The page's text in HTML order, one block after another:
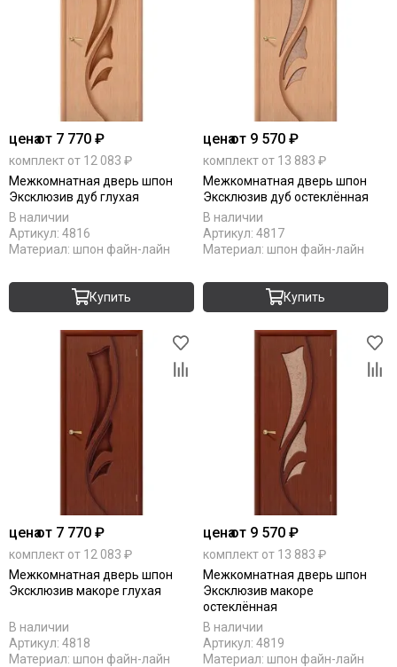
ценаот 7 770 ₽
комплект от 12 083 ₽
Межкомнатная дверь шпон
Эксклюзив дуб глухая
В наличии
Артикул: 4816
Материал: шпон файн-лайн
Купить
ценаот 9 570 ₽
комплект от 13 883 ₽
Межкомнатная дверь шпон
Эксклюзив дуб остеклённая
В наличии
Артикул: 4817
Материал: шпон файн-лайн
Купить
ценаот 7 770 ₽
комплект от 12 083 ₽
Межкомнатная дверь шпон
Эксклюзив макоре глухая
В наличии
Артикул: 4818
Материал: шпон файн-лайн
ценаот 9 570 ₽
комплект от 13 883 ₽
Межкомнатная дверь шпон
Эксклюзив макоре
остеклённая
В наличии
Артикул: 4819
Материал: шпон файн-лайн